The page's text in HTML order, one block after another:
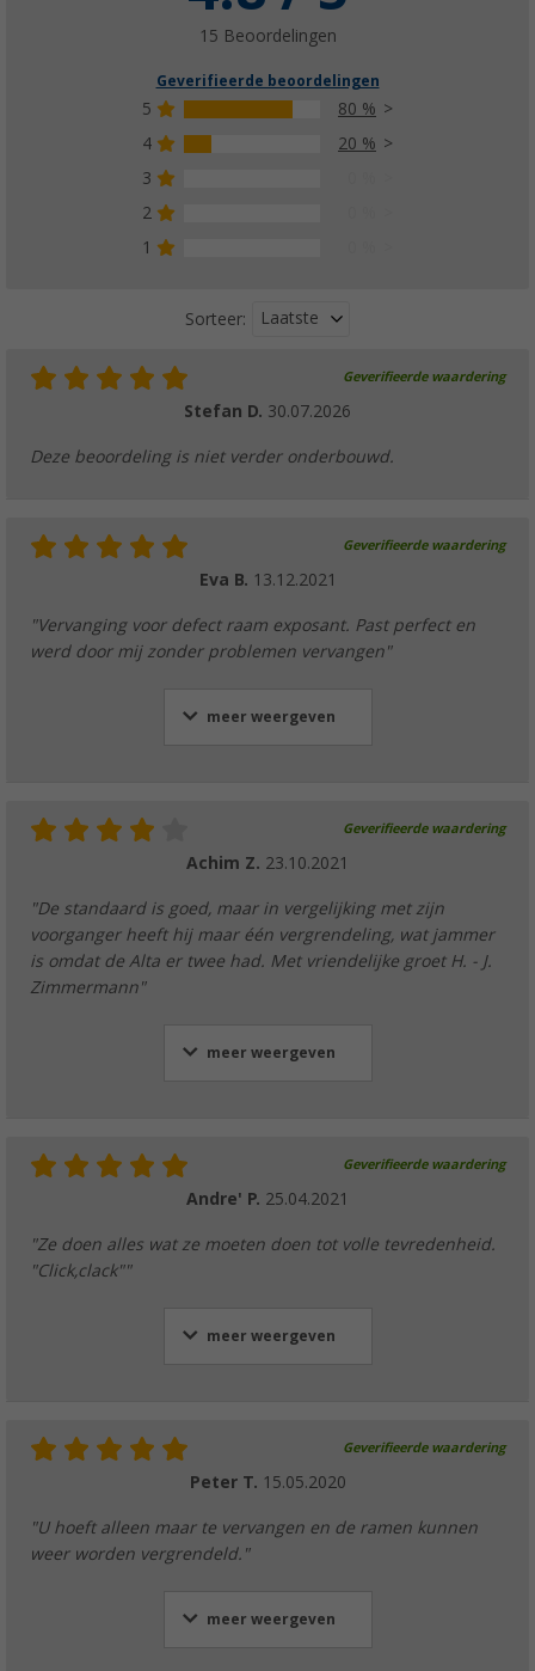
15 Beoordelingen
Geverifieerde beoordelingen
5
80 %
4
20 %
3
2
1
Sorteer: Laatste
Geverifieerde waardering
Stefan D. 30.07.2026
Deze beoordeling is niet verder onderbouwd.
Geverifieerde waardering
Eva B. 13.12.2021
"Vervanging voor defect raam exposant. Past perfect en
werd door mij zonder problemen vervangen"
meer weergeven
Geverifieerde waardering
Achim Z. 23.10.2021
"De standaard is goed, maar in vergelijking met zijn
voorganger heeft hij maar één vergrendeling, wat jammer
is omdat de Alta er twee had. Met vriendelijke groet H. - J.
Zimmermann"
meer weergeven
Geverifieerde waardering
Andre' P. 25.04.2021
"Ze doen alles wat ze moeten doen tot volle tevredenheid.
"Click,clack""
meer weergeven
Geverifieerde waardering
Peter T. 15.05.2020
"U hoeft alleen maar te vervangen en de ramen kunnen
weer worden vergrendeld."
meer weergeven